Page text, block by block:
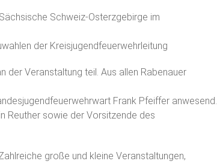
Schweiz-Osterzgebirge im
der Kreisjugendfeuerwehrleitung
der Veranstaltung teil. Aus allen Rabenauer
Frank Pfeiffer anwesend.
Reuther sowie der Vorsitzende des
große und kleine Veranstaltungen,